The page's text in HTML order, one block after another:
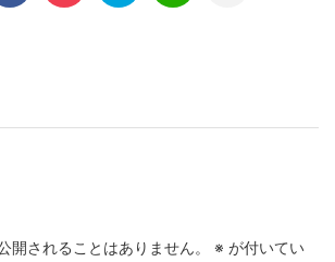
開されることはありません。 ※ が付いてい